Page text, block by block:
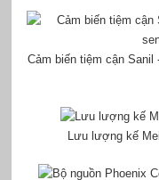
Cảm biến tiệm cận Sanil
Lưu lượng kế